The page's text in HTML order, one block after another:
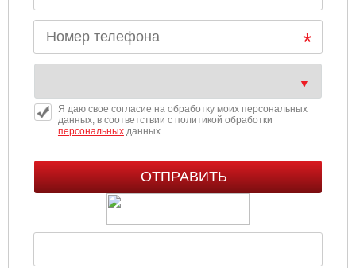
Я даю свое согласие на обработку моих персональных
данных, в соответствии с политикой обработки
персональныхданных.